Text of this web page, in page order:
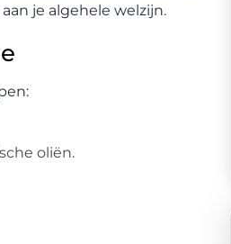
je algehele welzijn.
oliën.